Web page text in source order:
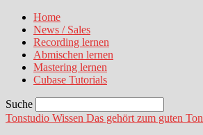
Home
News / Sales
Recording lernen
Abmischen lernen
Mastering lernen
Cubase Tutorials
Suche
Tonstudio Wissen Das gehört zum guten Ton